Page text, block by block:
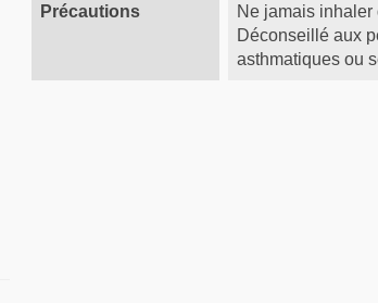
Précautions
Ne jamais inhaler
Déconseillé aux
asthmatiques ou